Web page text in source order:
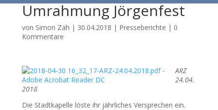
Umrahmung Jörgenfest
von Simon Zäh | 30.04.2018 | Presseberichte | 0
Kommentare
ARZ
24.04.
2018
Die Stadtkapelle löste ihr jährliches Versprechen ein.